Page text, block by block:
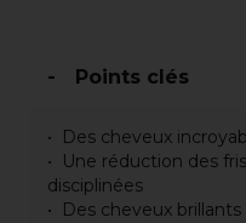
Points clés
Des cheveux
Une réduction des
disciplinées
Des cheveux